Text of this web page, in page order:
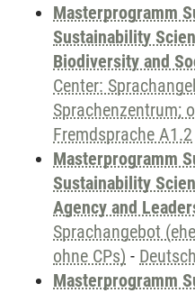
Masterprogramm
Sustainability
Biodiversity and
Center:
Sprachenzentrum;
Fremdsprache A1.2
Masterprogramm
Sustainability
Agency and
Sprachangebot
ohne CPs) -
Masterprogramm